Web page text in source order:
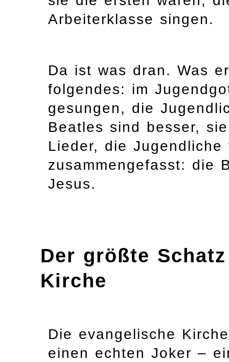
Arbeiterklasse singen.
Da ist was dran. Was
folgendes: im
gesungen, die
Beatles sind besser,
Lieder, die
zusammengefasst: die
Jesus.
Der größte
Kirche
Die evangelische
einen echten Joker –